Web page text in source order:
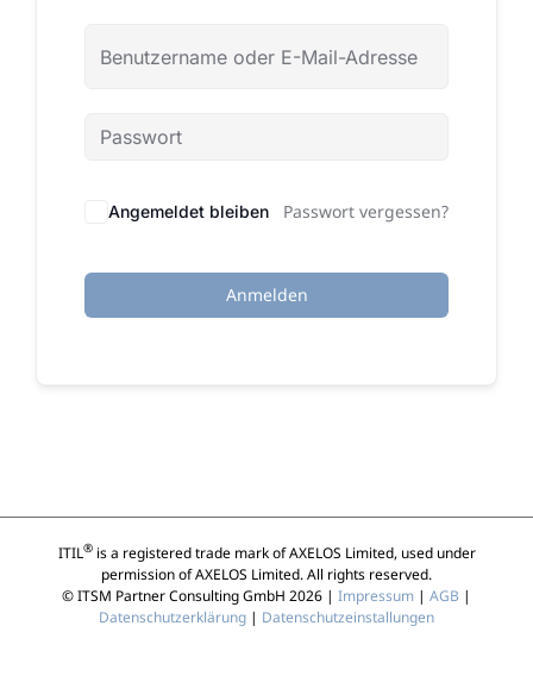
Angemeldet bleiben Passwort vergessen?
Anmelden
ITIL®is a registered trade mark of AXELOS Limited, used under
permission of AXELOS Limited. All rights reserved.
© ITSM Partner Consulting GmbH 2026 | Impressum | AGB |
Datenschutzerklärung | Datenschutzeinstallungen